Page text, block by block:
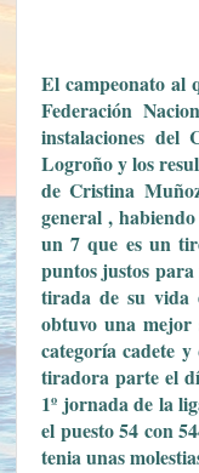
El campeonato al
Federación
instalaciones
Logroño y los
de Cristina
general ,
un 7 que es un
puntos justos
tirada de su vida
obtuvo una
categoría cadete
tiradora parte el
1º jornada de la
el puesto 54 con
tenia unas